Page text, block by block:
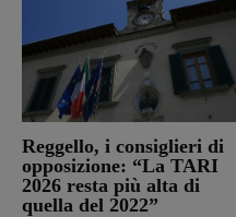
Reggello, i consiglieri di
opposizione: “La TARI
2026 resta più alta di
quella del 2022”